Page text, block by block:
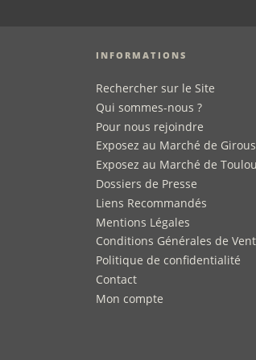
INFORMATIONS
Rechercher sur le Site
Qui sommes-nous ?
Pour nous rejoindre
Exposez au Marché de
Exposez au Marché de
Dossiers de Presse
Liens Recommandés
Mentions Légales
Conditions Générales de
Politique de confidentialité
Contact
Mon compte